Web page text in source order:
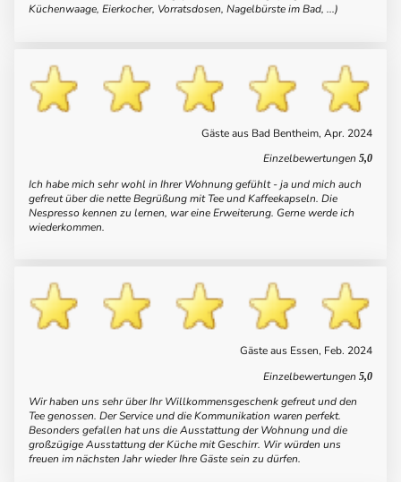
Küchenwaage, Eierkocher, Vorratsdosen, Nagelbürste im Bad, ...)
Gäste aus Bad Bentheim, Apr. 2024
Einzelbewertungen 5,0
Ich habe mich sehr wohl in Ihrer Wohnung gefühlt - ja und mich auch
gefreut über die nette Begrüßung mit Tee und Kaffeekapseln. Die
Nespresso kennen zu lernen, war eine Erweiterung. Gerne werde ich
wiederkommen.
Gäste aus Essen, Feb. 2024
Einzelbewertungen 5,0
Wir haben uns sehr über Ihr Willkommensgeschenk gefreut und den
Tee genossen. Der Service und die Kommunikation waren perfekt.
Besonders gefallen hat uns die Ausstattung der Wohnung und die
großzügige Ausstattung der Küche mit Geschirr. Wir würden uns
freuen im nächsten Jahr wieder Ihre Gäste sein zu dürfen.